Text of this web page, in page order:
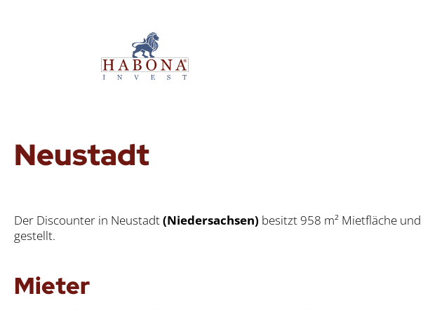
Neu­stadt
Der Dis­coun­ter in Neu­stadt(Nie­der­sach­sen) besitzt 958 m² Miet­flä­che
ge­stellt.
Mie­ter